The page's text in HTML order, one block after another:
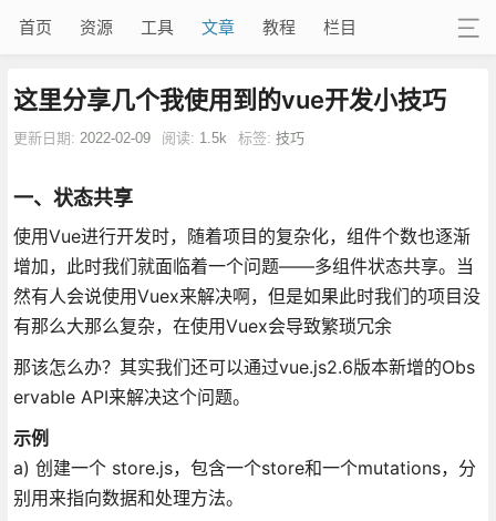
首页 资源 工具 文章 教程 栏目
这里分享几个我使用到的vue开发小技巧
更新日期: 2022-02-09 阅读: 1.5k 标签: 技巧
一、状态共享
使用Vue进行开发时，随着项目的复杂化，组件个数也逐渐
增加，此时我们就面临着一个问题——多组件状态共享。当
然有人会说使用Vuex来解决啊，但是如果此时我们的项目没
有那么大那么复杂，在使用Vuex会导致繁琐冗余
那该怎么办？其实我们还可以通过vue.js2.6版本新增的Obs
ervable API来解决这个问题。
示例
a) 创建一个 store.js，包含一个store和一个mutations，分
别用来指向数据和处理方法。